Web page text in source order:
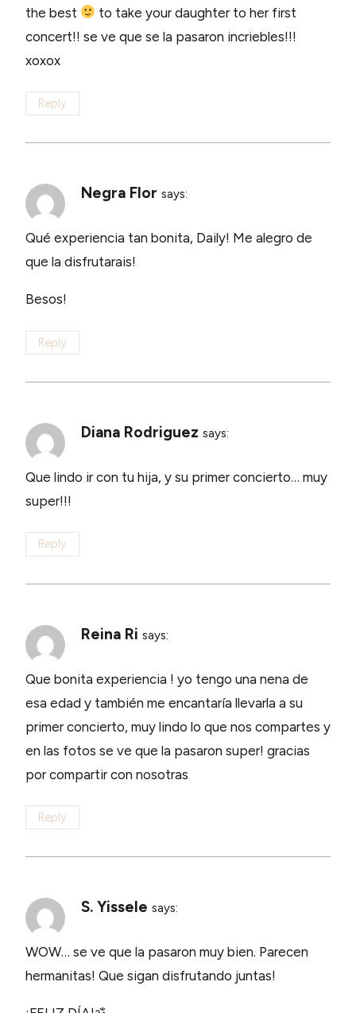
the best
to take your daughter to her first
concert!! se ve que se la pasaron incriebles!!!
xoxox
Reply
Negra Flor says:
Qué experiencia tan bonita, Daily! Me alegro de
que la disfrutarais!
Besos!
Reply
Diana Rodriguez says:
Que lindo ir con tu hija, y su primer concierto… muy
super!!!
Reply
Reina Ri says:
Que bonita experiencia ! yo tengo una nena de
esa edad y también me encantaría llevarla a su
primer concierto, muy lindo lo que nos compartes y
en las fotos se ve que la pasaron super! gracias
por compartir con nosotras
Reply
S. Yissele says:
WOW… se ve que la pasaron muy bien. Parecen
hermanitas! Que sigan disfrutando juntas!